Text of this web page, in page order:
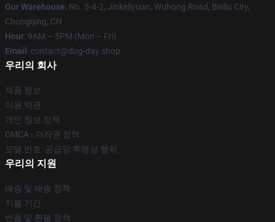
Our Warehouse: No. 5-4-2, Jinkeliyuan, Wuhong Road, Beiliu City,
Chongqing, CN
Hour: 9AM – 5PM (Mon – Fri)
Email : contact@dog-day.shop
우리의 회사
제품 정보
이용 약관
개인 정보 정책
DMCA - 저작권 정책
모델 번호: 공급망 투명성 행위
우리의 지원
배송 및 배송 정책
지불 기간
반품 및 환불 정책